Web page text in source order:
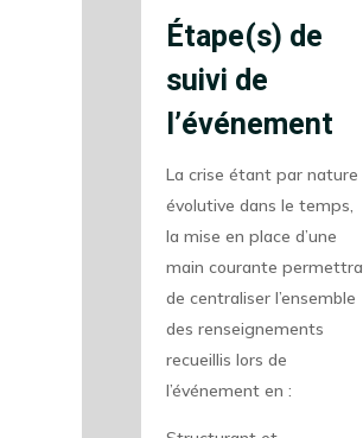
Étape(s) de
suivi de
l’événement
La crise étant par nature
évolutive dans le temps,
la mise en place d’une
main courante permettra
de centraliser l’ensemble
des renseignements
recueillis lors de
l’événement en :